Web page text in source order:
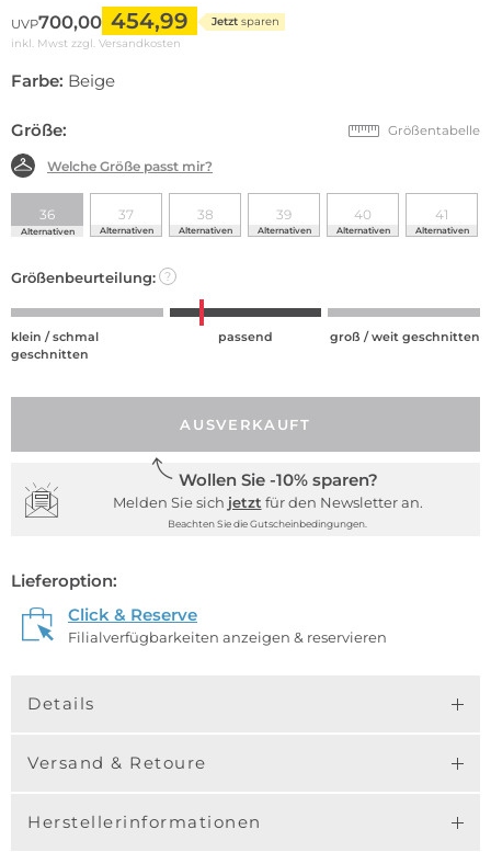
UVP700,00 454,99 Jetzt sparen
inkl. Mwst zzgl. Versandkosten
Farbe: Beige
Größe: Größentabelle
Welche Größe passt mir?
36
Alternativen
37
Alternativen
38
Alternativen
39
Alternativen
40
Alternativen
41
Alternativen
Größenbeurteilung: ?
klein / schmal
geschnitten
passend groß / weit geschnitten
AUSVERKAUFT
Wollen Sie -10% sparen?
Melden Sie sich jetzt für den Newsletter an.
Beachten Sie die Gutscheinbedingungen.
Lieferoption:
Click & Reserve
Filialverfügbarkeiten anzeigen & reservieren
Details
Versand & Retoure
Herstellerinformationen